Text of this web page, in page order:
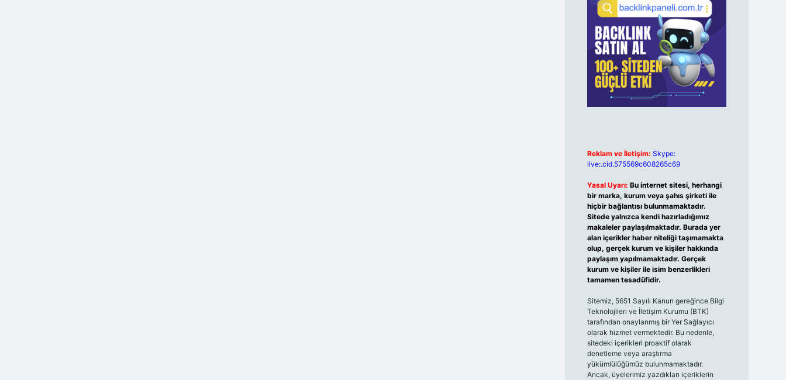
Reklam ve İletişim: Skype:
live:.cid.575569c608265c69
Yasal Uyarı: Bu internet sitesi, herhangi
bir marka, kurum veya şahıs şirketi ile
hiçbir bağlantısı bulunmamaktadır.
Sitede yalnızca kendi hazırladığımız
makaleler paylaşılmaktadır. Burada yer
alan içerikler haber niteliği taşımamakta
olup, gerçek kurum ve kişiler hakkında
paylaşım yapılmamaktadır. Gerçek
kurum ve kişiler ile isim benzerlikleri
tamamen tesadüfidir.
Sitemiz, 5651 Sayılı Kanun gereğince Bilgi
Teknolojileri ve İletişim Kurumu (BTK)
tarafından onaylanmış bir Yer Sağlayıcı
olarak hizmet vermektedir. Bu nedenle,
sitedeki içerikleri proaktif olarak
denetleme veya araştırma
yükümlülüğümüz bulunmamaktadır.
Ancak, üyelerimiz yazdıkları içeriklerin